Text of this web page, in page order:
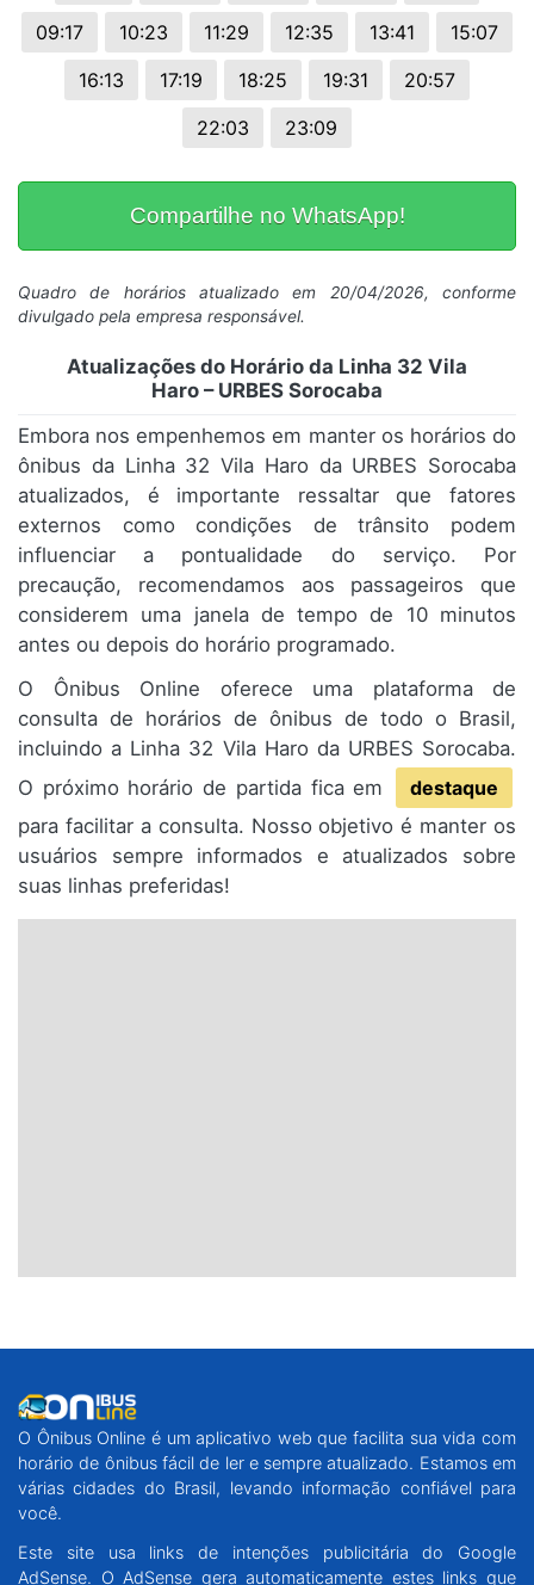
09:17
10:23 11:29 12:35 13:41
15:07
16:13
17:19 18:25 19:31
20:57
22:03
23:09
Compartilhe no WhatsApp!
Quadro de horários atualizado em 20/04/2026, conforme
divulgado pela empresa responsável.
Atualizações do Horário da Linha 32 Vila
Haro – URBES Sorocaba
Embora nos empenhemos em manter os horários do
ônibus da Linha 32 Vila Haro da URBES Sorocaba
atualizados, é importante ressaltar que fatores
externos como condições de trânsito podem
influenciar a pontualidade do serviço. Por
precaução, recomendamos aos passageiros que
considerem uma janela de tempo de 10 minutos
antes ou depois do horário programado.
O Ônibus Online oferece uma plataforma de
consulta de horários de ônibus de todo o Brasil,
incluindo a Linha 32 Vila Haro da URBES Sorocaba.
O próximo horário de partida fica em
destaque
para facilitar a consulta. Nosso objetivo é manter os
usuários sempre informados e atualizados sobre
suas linhas preferidas!
O Ônibus Online é um aplicativo web que facilita sua vida com
horário de ônibus fácil de ler e sempre atualizado. Estamos em
várias cidades do Brasil, levando informação confiável para
você.
Este site usa links de intenções publicitária do Google
AdSense. O AdSense gera automaticamente estes links que